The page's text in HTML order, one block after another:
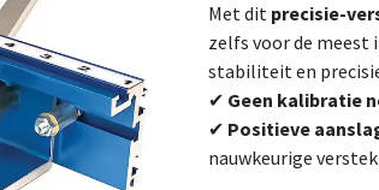
Met dit precisie-
zelfs voor de meest
stabiliteit en
✔ Geen kalibratie
✔ Positieve
nauwkeurige